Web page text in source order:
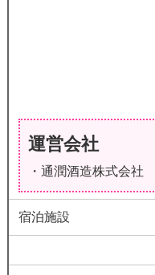
運営会社
・通潤酒造株式会社
宿泊施設